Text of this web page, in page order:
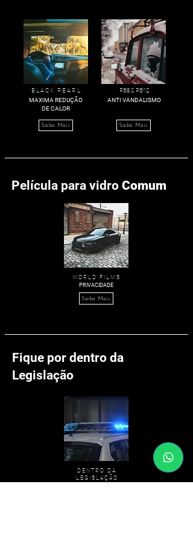
B L A C K P E A R L
MAXIMA REDUÇÃO
DE CALOR
Saiba Mais
PS8 & PS12
ANTI VANDALISMO
Saiba Mais
Película para vidro Comum
W O R L D F I L M S
PRIVACIDADE
Saiba Mais
Fique por dentro da
Legislação
D E N T R O D A
L E G I S L A Ç Ã O